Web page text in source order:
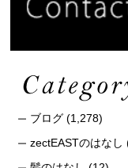
ブログ (1,278)
zectEASTのはなし